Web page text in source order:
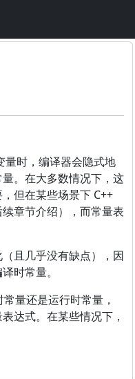
时，编译器会隐式地
。在大多数情况下，这
但在某些场景下 C++
章节介绍），而常量表
且几乎没有缺点），因
时常量。
量还是运行时常量，
达式。在某些情况下，